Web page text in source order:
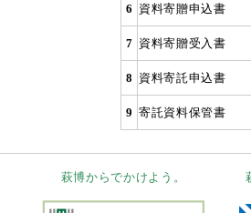
6 資料寄贈申込書
7 資料寄贈受入書
8 資料寄託申込書
9 寄託資料保管書
萩博からでかけよう。